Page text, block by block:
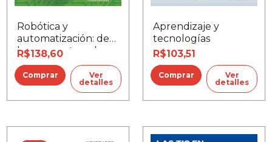
Robótica y
automatización: de
los conceptos a la
didáctica
R$138,60
Ver
detalles
Aprendizaje y
tecnologías
R$103,51
Ver
detalles